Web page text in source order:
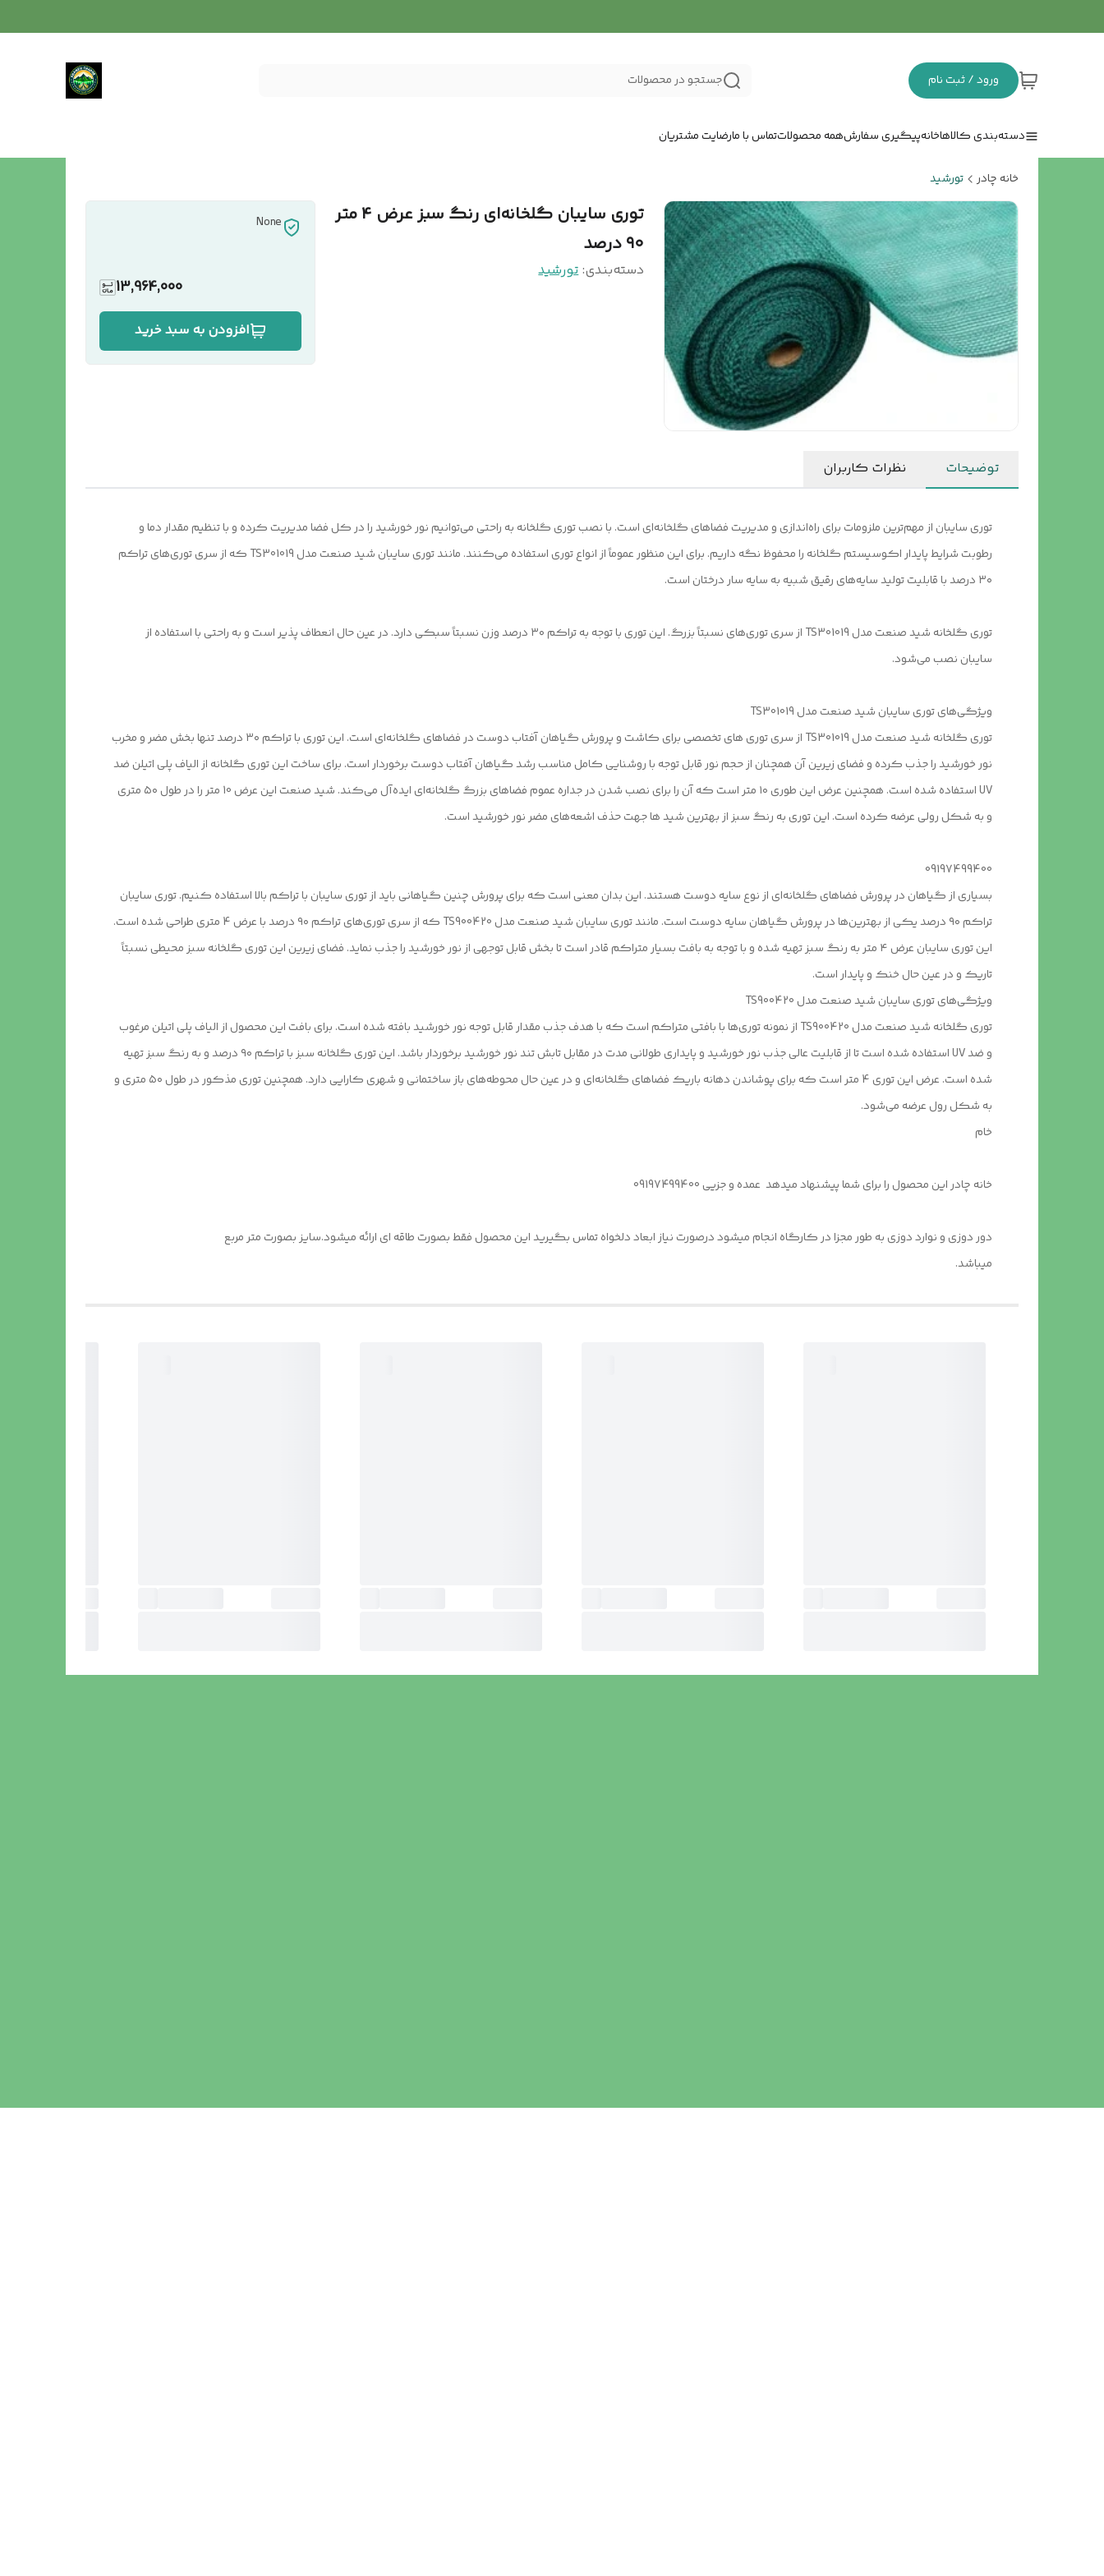
ورود / ثبت نام جستجو در محصولات
دسته‌بندی کالاهاخانهپیگیری سفارشهمه محصولاتتماس با مارضایت مشتریان
خانه چادر تورشید
توری سایبان گلخانه‌ای رنگ سبز عرض ۴ متر
۹۰ درصد
دسته‌بندی:تورشید
None
13,964,000
افزودن به سبد خرید
توضیحات نظرات کاربران
توری سایبان از مهم‌ترین ملزومات برای راه‌اندازی و مدیریت فضاهای گلخانه‌ای است. با نصب توری گلخانه به ‌راحتی می‌توانیم نور خورشید را در کل فضا مدیریت کرده و با تنظیم مقدار دما و
رطوبت شرایط پایدار اکوسیستم گلخانه را محفوظ نگه داریم. برای این منظور عموماً از انواع توری استفاده می‌کنند. مانند توری سایبان شید صنعت مدل TS301019 که از سری توری‌های تراکم
۳۰ درصد با قابلیت تولید سایه‌های رقیق شبیه به سایه سار درختان است.
توری گلخانه شید صنعت مدل TS301019 از سری توری‌های نسبتاً بزرگ. این توری با توجه به تراکم ۳۰ درصد وزن نسبتاً سبکی دارد. در عین ‌حال انعطاف ‌پذیر است و به ‌راحتی با استفاده از
سایبان نصب می‌شود.
ویژگی‌های توری سایبان شید صنعت مدل TS301019
توری گلخانه شید صنعت مدل TS301019 از سری توری های تخصصی برای کاشت و پرورش گیاهان آفتاب دوست در فضاهای گلخانه‌ای است. این ‌توری با تراکم ۳۰ درصد تنها بخش مضر و مخرب
نور خورشید را جذب کرده و فضای زیرین آن همچنان از حجم نور قابل ‌توجه با روشنایی کامل مناسب رشد گیاهان آفتاب دوست برخوردار است. برای ساخت این توری گلخانه از الیاف پلی اتیلن ضد
UV استفاده ‌شده است. همچنین عرض این ‌طوری ۱۰ متر است که آن را برای نصب شدن در جداره عموم فضاهای بزرگ گلخانه‌ای ایده‌آل می‌کند. شید صنعت این عرض 10 متر را در طول ۵۰ متری
و به شکل رولی عرضه کرده‌ است. این توری به رنگ سبز از بهترین شید ها جهت حذف اشعه‌های مضر نور خورشید است.
09197499400
بسیاری از گیاهان در پرورش فضاهای گلخانه‌ای از نوع سایه دوست هستند. این بدان معنی است که برای پرورش چنین گیاهانی باید از توری سایبان با تراکم بالا استفاده کنیم. توری سایبان
تراکم ۹۰ درصد یکی از بهترین‌ها در پرورش گیاهان سایه دوست است. مانند توری سایبان شید صنعت مدل TS900420 که از سری توری‌های تراکم ۹۰ درصد با عرض 4 متری طراحی‌ شده است.
این توری سایبان عرض ۴ متر به رنگ سبز تهیه شده و با توجه به بافت بسیار متراکم قادر است تا بخش قابل‌ توجهی از نور خورشید را جذب نماید. فضای زیرین این توری گلخانه سبز محیطی نسبتاً
تاریک و در عین ‌حال خنک و پایدار است.
ویژگی‌های توری سایبان شید صنعت مدل TS900420
توری گلخانه شید صنعت مدل TS900420 از نمونه توری‌ها با بافتی متراکم است که با هدف جذب مقدار قابل‌ توجه نور خورشید بافته شده‌ است. برای بافت این محصول از الیاف پلی اتیلن مرغوب
و ضد UV استفاده ‌شده است تا از قابلیت عالی جذب نور خورشید و پایداری طولانی ‌مدت در مقابل تابش تند نور خورشید برخوردار باشد. این توری گلخانه سبز با تراکم ۹۰ درصد و به رنگ سبز تهیه
شده ‌است. عرض این توری 4 متر است که برای پوشاندن دهانه باریک فضاهای گلخانه‌ای و در عین ‌حال محوطه‌های باز ساختمانی و شهری کارایی دارد. همچنین توری مذکور در طول ۵۰ متری و
به شکل رول عرضه می‌شود.
خام
خانه چادر این محصول را برای شما پیشنهاد میدهد عمده و جزیی 09197499400
دور دوزی و نوارد دوزی به طور مجزا در کارگاه انجام میشود درصورت نیاز ابعاد دلخواه تماس بگیرید این محصول فقط بصورت طاقه ای ارائه میشود.سایز بصورت متر مربع
میباشد.